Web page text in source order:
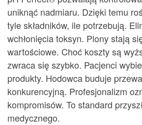
uniknąć nadmiaru. Dzięki temu
tyle składników, ile potrzebują.
wchłonięcia toksyn. Plony stają
wartościowe. Choć koszty są
zwraca się szybko. Pacjenci
produkty. Hodowca buduje
konkurencyjną. Profesjonalizm
kompromisów. To standard
medycznego.